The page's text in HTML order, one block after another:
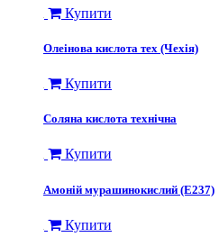
Купити
Олеінова кислота тех (Чехія)
Купити
Соляна кислота технічна
Купити
Амоній мурашинокислий (Е237)
Купити